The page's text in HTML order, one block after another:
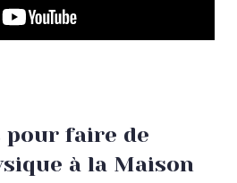
pour faire de
à la Maison